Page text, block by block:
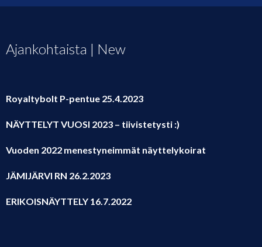
Ajankohtaista | New
Royaltybolt P-pentue 25.4.2023
NÄYTTELYT VUOSI 2023 – tiivistetysti :)
Vuoden 2022 menestyneimmät näyttelykoirat
JÄMIJÄRVI RN 26.2.2023
ERIKOISNÄYTTELY 16.7.2022